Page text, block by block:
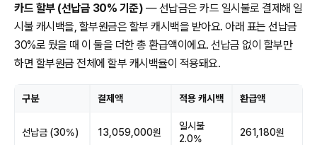
카드 할부 (선납금 30% 기준) — 선납금은 카드 일시불로 결제해 일
시불 캐시백을, 할부원금은 할부 캐시백을 받아요. 아래 표는 선납금
30%로 뒀을 때 이 둘을 더한 총 환급액이에요. 선납금 없이 할부만
하면 할부원금 전체에 할부 캐시백율이 적용돼요.
구분 결제액 적용 캐시백 환급액
선납금 (30%) 13,059,000원
일시불
2.0%
261,180원